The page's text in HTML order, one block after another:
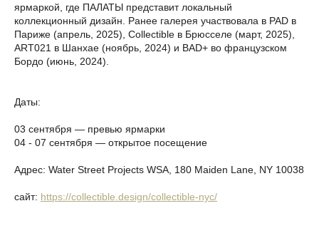
ярмаркой, где ПАЛАТЫ представит локальный
коллекционный дизайн. Ранее галерея участвовала в PAD в
Париже (апрель, 2025), Collectible в Брюсселе (март, 2025),
ART021 в Шанхае (ноябрь, 2024) и BAD+ во французском
Бордо (июнь, 2024).
Даты:
03 сентября — превью ярмарки
04 - 07 сентября — открытое посещение
Адрес: Water Street Projects WSA, 180 Maiden Lane, NY 10038
сайт: https://collectible.design/collectible-nyc/